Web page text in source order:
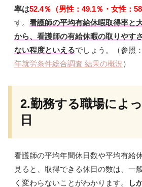
率は52.4％（男性：49.1％・女性：
す。 看護師の平均有給休暇取得率と
から、看護師の有給休暇の取りやす
ない程度といえるでしょう。（参照：
年就労条件総合調査 結果の概況 ）
2.勤務する職場によ
日
看護師の平均年間休日数や平均有給
見ると、取得できる休日の数は、一
く変わらないことがわかります。
し